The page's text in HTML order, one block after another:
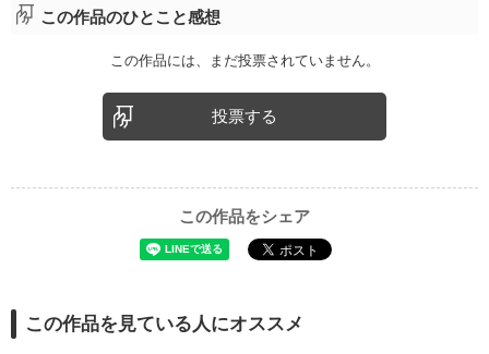
この作品のひとこと感想
この作品には、まだ投票されていません。
投票する
この作品をシェア
この作品を見ている人にオススメ